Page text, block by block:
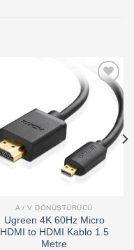
Add to
A / V DÖNÜŞTÜRÜCÜ
Ugreen 4K 60Hz Micro
HDMI to HDMI Kablo 1.5
Metre